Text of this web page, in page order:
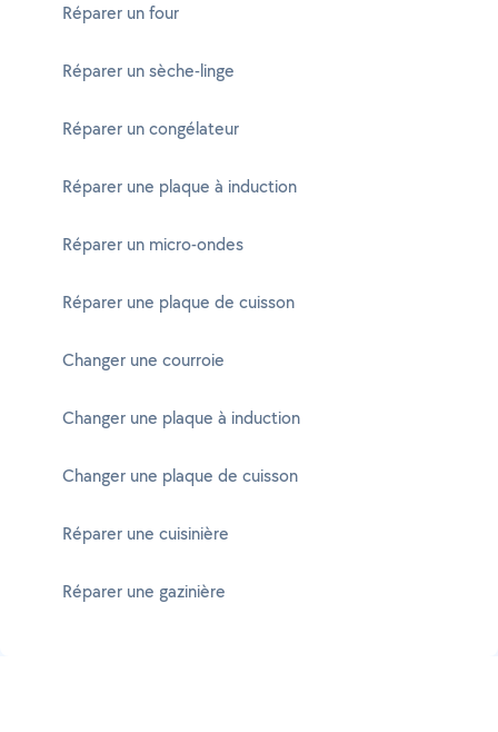
Réparer un four
Réparer un sèche-linge
Réparer un congélateur
Réparer une plaque à induction
Réparer un micro-ondes
Réparer une plaque de cuisson
Changer une courroie
Changer une plaque à induction
Changer une plaque de cuisson
Réparer une cuisinière
Réparer une gazinière